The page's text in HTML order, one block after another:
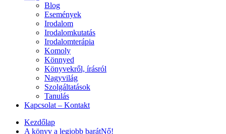
Blog
Események
Irodalom
Irodalomkutatás
Irodalomterápia
Komoly
Könnyed
Könyvekről, írásról
Nagyvilág
Szolgáltatások
Tanulás
Kapcsolat – Kontakt
Kezdőlap
A könyv a legjobb barátNő!